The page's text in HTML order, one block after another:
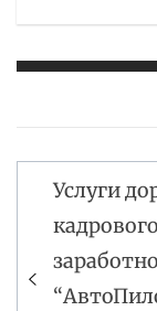
по
записям
Услуги